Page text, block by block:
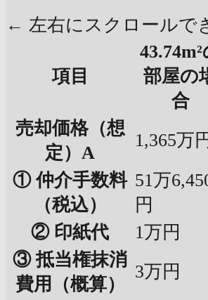
← 左右にスクロールで
項目
43.74m²
部屋の
合
売却価格（想
定）A
1,365万
① 仲介手数料
（税込）
51万
円
② 印紙代
1万円
③ 抵当権抹消
費用（概算）
3万円